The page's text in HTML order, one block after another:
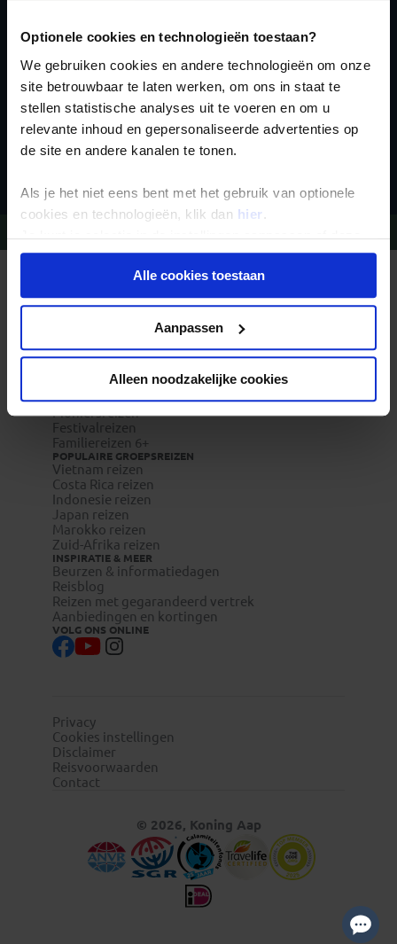
Optionele cookies en technologieën toestaan?
We gebruiken cookies en andere technologieën om onze
site betrouwbaar te laten werken, om ons in staat te
stellen statistische analyses uit te voeren en om u
relevante inhoud en gepersonaliseerde advertenties op
de site en andere kanalen te tonen.
Als je het niet eens bent met het gebruik van optionele
cookies en technologieën, klik dan hier .
Je kunt je selectie in de instellingen aanpassen of deze
onder aan de pagina op elk gewenst moment voor de
toekomst wijzigen.Alle cookies toestaan
Aanpassen
Alleen noodzakelijke cookies
Inschrijven
REIZEN MET KONING AAP
Waarom Koning Aap?
Bestemmingen
Duurzaam toerisme
Veelgestelde vragen
Reisverzekeringen
Groepsreizen
Pioniersreizen
Festivalreizen
Familiereizen 6+
POPULAIRE GROEPSREIZEN
Vietnam reizen
Costa Rica reizen
Indonesie reizen
Japan reizen
Marokko reizen
Zuid-Afrika reizen
INSPIRATIE & MEER
Beurzen & informatiedagen
Reisblog
Reizen met gegarandeerd vertrek
Aanbiedingen en kortingen
VOLG ONS ONLINE
Privacy
Cookies instellingen
Disclaimer
Reisvoorwaarden
Contact
© 2026, Koning Aap